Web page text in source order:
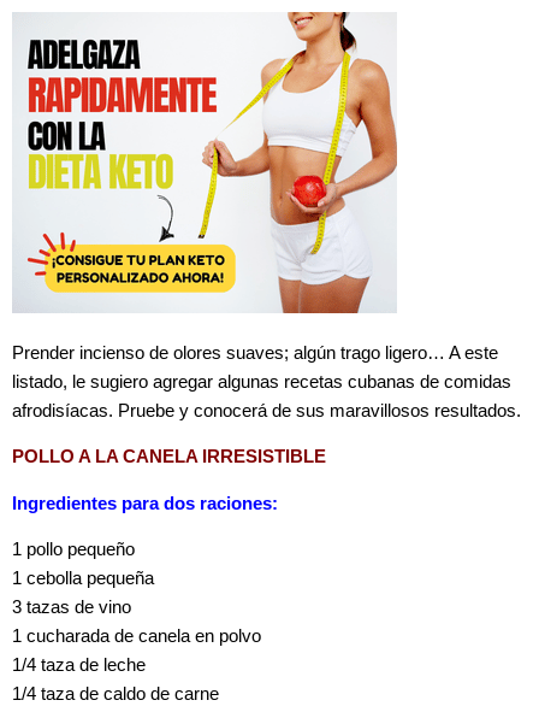
Prender incienso de olores suaves; algún trago ligero… A este
listado, le sugiero agregar algunas recetas cubanas de comidas
afrodisíacas. Pruebe y conocerá de sus maravillosos resultados.
POLLO A LA CANELA IRRESISTIBLE
Ingredientes para dos raciones:
1 pollo pequeño
1 cebolla pequeña
3 tazas de vino
1 cucharada de canela en polvo
1/4 taza de leche
1/4 taza de caldo de carne